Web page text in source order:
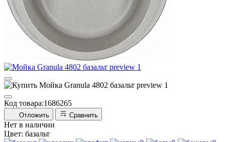
Код товара:1686265
Отложить Сравнить
Нет в наличии
Цвет: базальт